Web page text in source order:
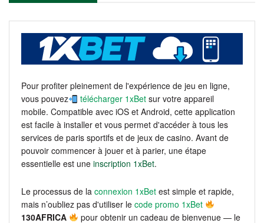
Pour profiter pleinement de l'expérience de jeu en ligne,
vous pouvez
télécharger 1xBet sur votre appareil
mobile. Compatible avec iOS et Android, cette application
est facile à installer et vous permet d'accéder à tous les
services de paris sportifs et de jeux de casino. Avant de
pouvoir commencer à jouer et à parier, une étape
essentielle est une inscription 1xBet.
Le processus de la connexion 1xBet est simple et rapide,
mais n’oubliez pas d'utiliser le code promo 1xBet
130AFRICA
pour obtenir un cadeau de bienvenue — le